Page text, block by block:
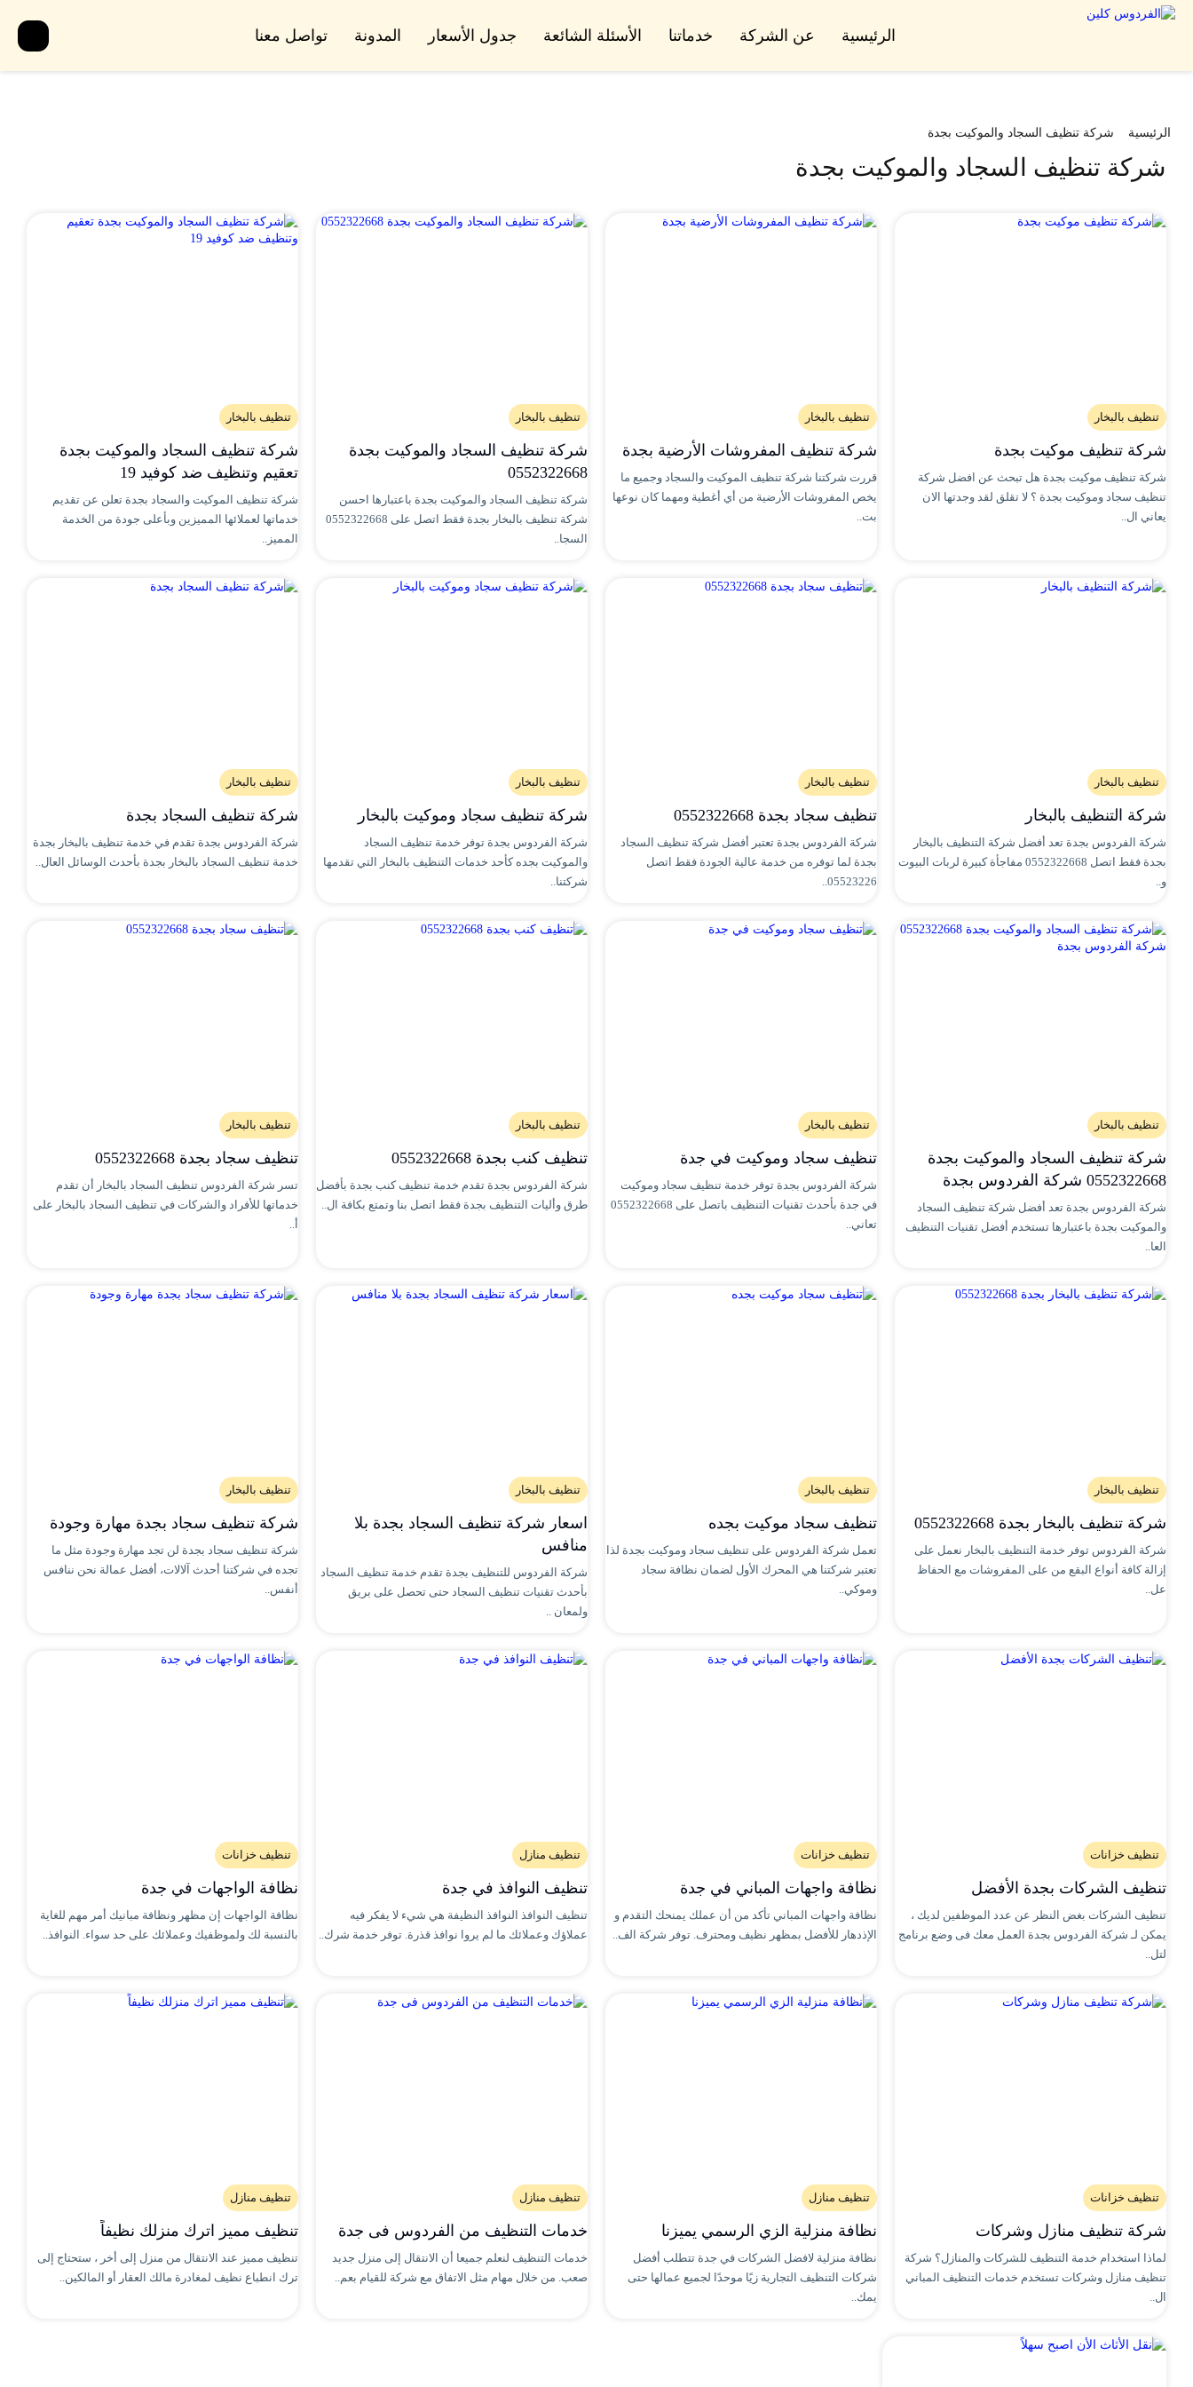
الرئيسية عن الشركة خدماتنا الأسئلة الشائعة جدول الأسعار المدونة تواصل معنا
الرئيسية شركة تنظيف السجاد والموكيت بجدة
شركة تنظيف السجاد والموكيت بجدة
تنظيف بالبخار
شركة تنظيف موكيت بجدة
شركة تنظيف موكيت بجدة هل تبحث عن افضل شركة
تنظيف سجاد وموكيت بجدة ؟ لا تقلق لقد وجدتها الان
يعاني ال..
تنظيف بالبخار
شركة تنظيف المفروشات الأرضية بجدة
قررت شركتنا شركة تنظيف الموكيت والسجاد وجميع ما
يخص المفروشات الأرضية من أي أغطية ومهما كان نوعها
بت..
تنظيف بالبخار
شركة تنظيف السجاد والموكيت بجدة
0552322668
شركة تنظيف السجاد والموكيت بجدة باعتبارها احسن
شركة تنظيف بالبخار بجدة فقط اتصل على 0552322668
السجا..
تنظيف بالبخار
شركة تنظيف السجاد والموكيت بجدة
تعقيم وتنظيف ضد كوفيد 19
شركة تنظيف الموكيت والسجاد بجدة تعلن عن تقديم
خدماتها لعملائها المميزين وبأعلى جودة من الخدمة
المميز..
تنظيف بالبخار
شركة التنظيف بالبخار
شركة الفردوس بجدة تعد أفضل شركة التنظيف بالبخار
بجدة فقط اتصل 0552322668 مفاجأة كبيرة لربات البيوت
و..
تنظيف بالبخار
تنظيف سجاد بجدة 0552322668
شركة الفردوس بجدة تعتبر أفضل شركة تنظيف السجاد
بجدة لما توفره من خدمة عالية الجودة فقط اتصل
05523226..
تنظيف بالبخار
شركة تنظيف سجاد وموكيت بالبخار
شركة الفردوس بجدة توفر خدمة تنظيف السجاد
والموكيت بجده كأحد خدمات التنظيف بالبخار التي تقدمها
شركتنا..
تنظيف بالبخار
شركة تنظيف السجاد بجدة
شركة الفردوس بجدة تقدم في خدمة تنظيف بالبخار بجدة
خدمة تنظيف السجاد بالبخار بجدة بأحدث الوسائل العال..
تنظيف بالبخار
شركة تنظيف السجاد والموكيت بجدة
0552322668 شركة الفردوس بجدة
شركة الفردوس بجدة تعد أفضل شركة تنظيف السجاد
والموكيت بجدة باعتبارها تستخدم أفضل تقنيات التنظيف
العا..
تنظيف بالبخار
تنظيف سجاد وموكيت في جدة
شركة الفردوس بجدة توفر خدمة تنظيف سجاد وموكيت
في جدة بأحدث تقنيات التنظيف باتصل على 0552322668
تعاني..
تنظيف بالبخار
تنظيف كنب بجدة 0552322668
شركة الفردوس بجدة تقدم خدمة تنظيف كنب بجدة بأفضل
طرق وأليات التنظيف بجدة فقط اتصل بنا وتمتع بكافة ال..
تنظيف بالبخار
تنظيف سجاد بجدة 0552322668
تسر شركة الفردوس تنظيف السجاد بالبخار أن تقدم
خدماتها للأفراد والشركات في تنظيف السجاد بالبخار على
أ..
تنظيف بالبخار
شركة تنظيف بالبخار بجدة 0552322668
شركة الفردوس توفر خدمة التنظيف بالبخار نعمل على
إزالة كافة أنواع البقع من على المفروشات مع الحفاظ
عل..
تنظيف بالبخار
تنظيف سجاد موكيت بجده
تعمل شركة الفردوس على تنظيف سجاد وموكيت بجدة لذا
تعتبر شركتنا هي المحرك الأول لضمان نظافة سجاد
وموكي..
تنظيف بالبخار
اسعار شركة تنظيف السجاد بجدة بلا
منافس
شركة الفردوس للتنظيف بجدة تقدم خدمة تنظيف السجاد
بأحدث تقنيات تنظيف السجاد حتى تحصل على بريق
ولمعان ..
تنظيف بالبخار
شركة تنظيف سجاد بجدة مهارة وجودة
شركة تنظيف سجاد بجدة لن تجد مهارة وجودة مثل ما
تجده في شركتنا أحدث آلالات، أفضل عمالة نحن ننافس
أنفس..
تنظيف خزانات
تنظيف الشركات بجدة الأفضل
تنظيف الشركات بغض النظر عن عدد الموظفين لديك ،
يمكن لـ شركة الفردوس بجدة العمل معك فى وضع برنامج
لتل..
تنظيف خزانات
نظافة واجهات المباني في جدة
نظافة واجهات المباني تأكد من أن عملك يمنحك التقدم و
الإذدهار للأفضل بمظهر نظيف ومحترف. توفر شركة الف..
تنظيف منازل
تنظيف النوافذ في جدة
تنظيف النوافذ النوافذ النظيفة هي شيء لا يفكر فيه
عملاؤك وعملائك ما لم يروا نوافذ قذرة. توفر خدمة شرك..
تنظيف خزانات
نظافة الواجهات في جدة
نظافة الواجهات إن مظهر ونظافة مبانيك أمر مهم للغاية
بالنسبة لك ولموظفيك وعملائك على حد سواء. النوافذ..
تنظيف خزانات
شركة تنظيف منازل وشركات
لماذا استخدام خدمة التنظيف للشركات والمنازل؟ شركة
تنظيف منازل وشركات تستخدم خدمات التنظيف المباني
ال..
تنظيف منازل
نظافة منزلية الزي الرسمي يميزنا
نظافة منزلية لافضل الشركات في جدة تتطلب أفضل
شركات التنظيف التجارية زيًا موحدًا لجميع عمالها حتى
يمك..
تنظيف منازل
خدمات التنظيف من الفردوس فى جدة
خدمات التنظيف لنعلم جميعا أن الانتقال إلى منزل جديد
صعب. من خلال مهام مثل الاتفاق مع شركة للقيام بعم..
تنظيف منازل
تنظيف مميز اترك منزلك نظيفاً
تنظيف مميز عند الانتقال من منزل إلى أخر ، ستحتاج إلى
ترك انطباع نظيف لمغادرة مالك العقار أو المالكين..